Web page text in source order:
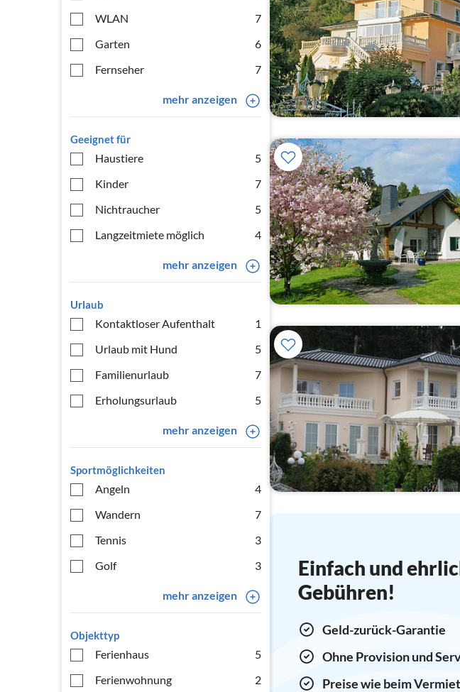
WLAN
7
Garten
6
Fernseher
7
mehr anzeigen
Geeignet für
Haustiere
5
Kinder
7
Nichtraucher
5
Langzeitmiete möglich
4
mehr anzeigen
Urlaub
Kontaktloser Aufenthalt
1
Urlaub mit Hund
5
Familienurlaub
7
Erholungsurlaub
5
mehr anzeigen
Sportmöglichkeiten
Angeln
4
Wandern
7
Tennis
3
Golf
3
mehr anzeigen
Objekttyp
Ferienhaus
5
Ferienwohnung
2
Einfach und
Gebühren!
Geld-zurück-Garantie
Ohne Provision und
Preise wie beim